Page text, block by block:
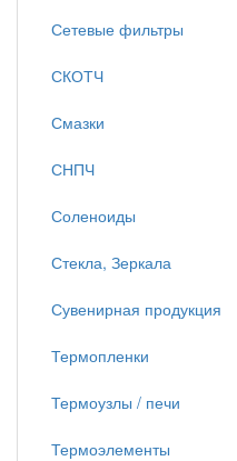
Сетевые фильтры
СКОТЧ
Смазки
СНПЧ
Соленоиды
Стекла, Зеркала
Сувенирная продукция
Термопленки
Термоузлы / печи
Термоэлементы